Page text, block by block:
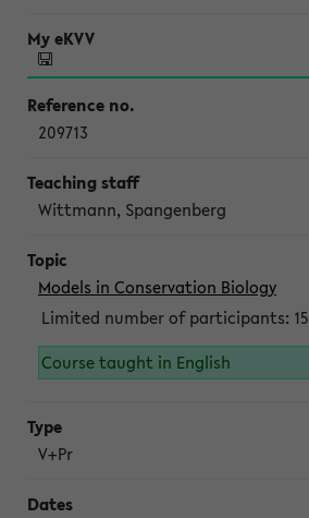
209713
Wittmann, Spangenberg
Models in Conservation Biology
Limited number of participants: 15
Course taught in English
V+Pr